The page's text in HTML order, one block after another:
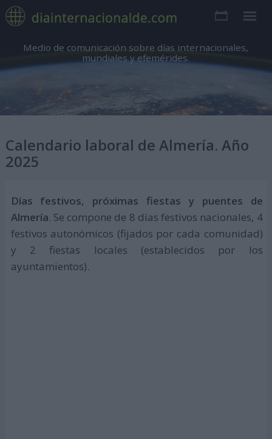
Medio de comunicación sobre días internacionales,
mundiales y efemérides.
Calendario laboral de Almería. Año
2025
Días festivos, próximas fiestas y puentes de
Almería. Se compone de 8 días festivos nacionales, 4
festivos autonómicos (fijados por cada comunidad)
y 2 fiestas locales (establecidos por los
ayuntamientos).